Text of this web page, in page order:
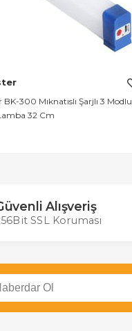
300 Mıknatıslı Şarjlı 3 Modlu
32 Cm
Alışveriş
SSL Koruması